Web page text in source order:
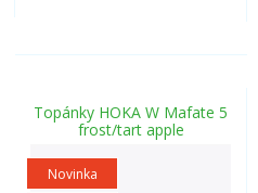
Topánky HOKA W Mafate 5
frost/tart apple
Novinka